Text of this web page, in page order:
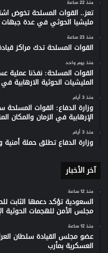
منذ 22 ساعة
تعز.. القوات المسلحة تخوض
مليشيا الحوثي في عدة جبهات
منذ 23 ساعة
القوات المسلحة تدك مراكز
منذ يوم واحد
القوات المسلحة: نفذنا
المليشيات الحوثية الارهابية
منذ 3 أيام
وزارة الدفاع: القوات
الإرهابية في الزمان والمكان
منذ 3 أيام
وزارة الدفاع تطلق حملة
آخر الأخبار
منذ 12 ساعة
السعودية تؤكد دعمها الثابت
مجلس الأمن للهجمات الحوثية
منذ 12 ساعة
عضو مجلس القيادة سلطان
العسكرية بمأرب